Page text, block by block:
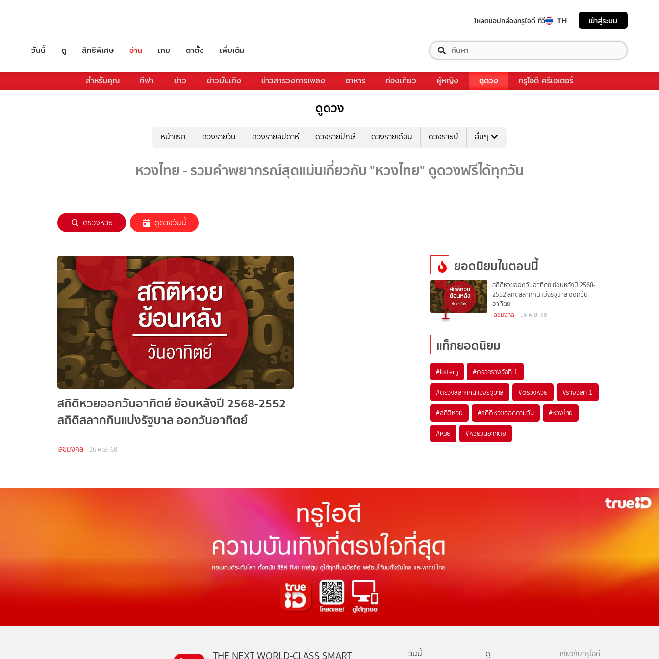
โหลดแอปกล่องทรูไอดี ทีวี TH เข้าสู่ระบบ
วันนี้ ดู สิทธิพิเศษ อ่าน เกม ตาตั้ง เพิ่มเติม
สำหรับคุณ กีฬา ข่าว ข่าวบันเทิง ข่าวสารวงการเพลง อาหาร ท่องเที่ยว ผู้หญิง ดูดวง ทรูไอดี ครีเอเตอร์
ดูดวง
หน้าแรก ดวงรายวัน ดวงรายสัปดาห์ ดวงรายปักษ์ ดวงรายเดือน ดวงรายปี อื่นๆ
หวงไทย - รวมคำพยากรณ์สุดแม่นเกี่ยวกับ "หวงไทย" ดูดวงฟรีได้ทุกวัน
ตรวจหวย ดูดวงวันนี้
สถิติหวยออกวันอาทิตย์ ย้อนหลังปี 2568-2552
สถิติสลากกินแบ่งรัฐบาล ออกวันอาทิตย์
เลขมงคล | 16 พ.ย. 68
ยอดนิยมในตอนนี้
1
สถิติหวยออกวันอาทิตย์ ย้อนหลังปี 2568-
2552 สถิติสลากกินแบ่งรัฐบาล ออกวัน
อาทิตย์
เลขมงคล | 16 พ.ย. 68
แท็กยอดนิยม
#lottery #ตรวจรางวัลที่ 1
#ตรวจสลากกินแบ่งรัฐบาล #ตรวจหวย #รางวัลที่ 1
#สถิติหวย #สถิติหวยออกตามวัน #หวงไทย
#หวย #หวยวันอาทิตย์
THE NEXT WORLD-CLASS SMART วันนี้ ดู เกี่ยวกับทรูไอดี